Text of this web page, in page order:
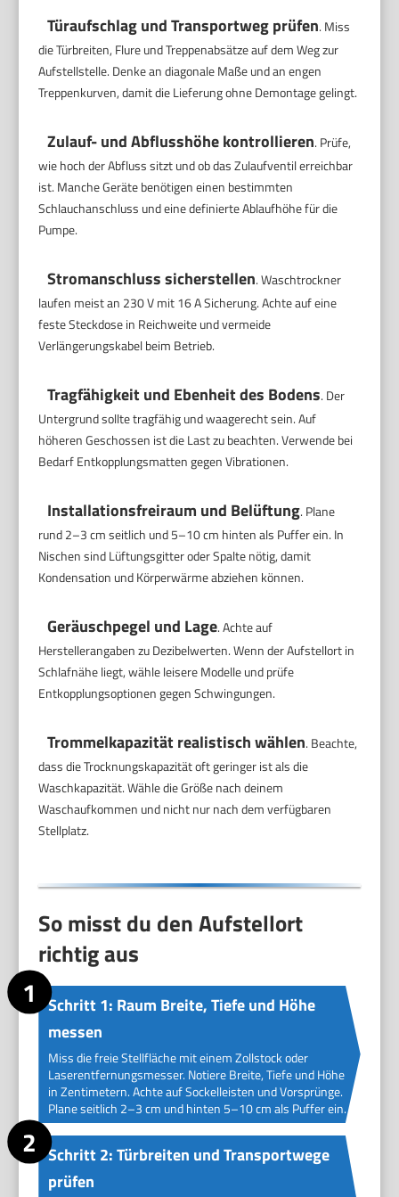
Türaufschlag und Transportweg prüfen. Miss
die Türbreiten, Flure und Treppenabsätze auf dem Weg zur
Aufstellstelle. Denke an diagonale Maße und an engen
Treppenkurven, damit die Lieferung ohne Demontage gelingt.
Zulauf- und Abflusshöhe kontrollieren. Prüfe,
wie hoch der Abfluss sitzt und ob das Zulaufventil erreichbar
ist. Manche Geräte benötigen einen bestimmten
Schlauchanschluss und eine definierte Ablaufhöhe für die
Pumpe.
Stromanschluss sicherstellen. Waschtrockner
laufen meist an 230 V mit 16 A Sicherung. Achte auf eine
feste Steckdose in Reichweite und vermeide
Verlängerungskabel beim Betrieb.
Tragfähigkeit und Ebenheit des Bodens. Der
Untergrund sollte tragfähig und waagerecht sein. Auf
höheren Geschossen ist die Last zu beachten. Verwende bei
Bedarf Entkopplungsmatten gegen Vibrationen.
Installationsfreiraum und Belüftung. Plane
rund 2–3 cm seitlich und 5–10 cm hinten als Puffer ein. In
Nischen sind Lüftungsgitter oder Spalte nötig, damit
Kondensation und Körperwärme abziehen können.
Geräuschpegel und Lage. Achte auf
Herstellerangaben zu Dezibelwerten. Wenn der Aufstellort in
Schlafnähe liegt, wähle leisere Modelle und prüfe
Entkopplungsoptionen gegen Schwingungen.
Trommelkapazität realistisch wählen. Beachte,
dass die Trocknungskapazität oft geringer ist als die
Waschkapazität. Wähle die Größe nach deinem
Waschaufkommen und nicht nur nach dem verfügbaren
Stellplatz.
So misst du den Aufstellort
richtig aus
Schritt 1: Raum Breite, Tiefe und Höhe
messen
Miss die freie Stellfläche mit einem Zollstock oder
Laserentfernungsmesser. Notiere Breite, Tiefe und Höhe
in Zentimetern. Achte auf Sockelleisten und Vorsprünge.
Plane seitlich 2–3 cm und hinten 5–10 cm als Puffer ein.
Schritt 2: Türbreiten und Transportwege
prüfen